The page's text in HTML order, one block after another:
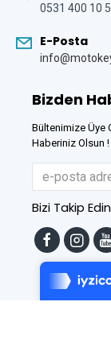
0531 400 10
E-Posta
Bizden
Bültenimize Üye
Haberiniz Olsun !
Bizi Takip